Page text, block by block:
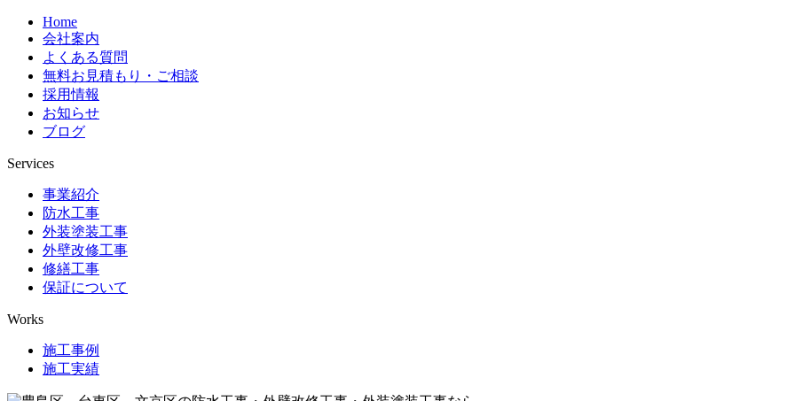
Home
会社案内
よくある質問
無料お見積もり・ご相談
採用情報
お知らせ
ブログ
Services
事業紹介
防水工事
外装塗装工事
外壁改修工事
修繕工事
保証について
Works
施工事例
施工実績